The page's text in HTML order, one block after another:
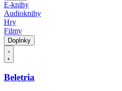
E-knihy
Audioknihy
Hry
Filmy
Doplnky
Beletria